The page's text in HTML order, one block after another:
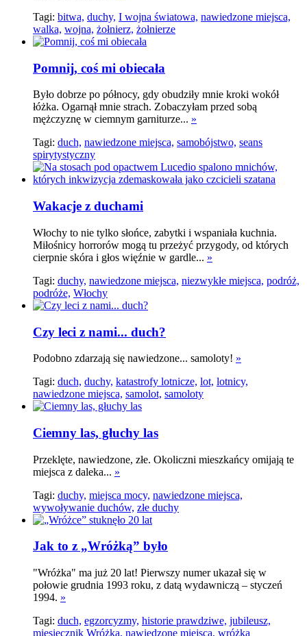
Tagi: bitwa, duchy, I wojna światowa, nawiedzone miejsca,
walka, wojna, żołnierz, żołnierze
Pomnij, coś mi obiecała
Było dobrze po północy, gdy obudziły mnie kroki wokół
łóżka. Ogarnął mnie strach. Zobaczyłam przed sobą
mężczyznę w ciemnym garniturze... »
Tagi: duch, nawiedzone miejsca, samobójstwo, seans
spirytystyczny
Wakacje z duchami
Włochy to nie tylko słońce, zabytki i wspaniała kuchnia.
Miłośnicy horrorów mogą tu przeżyć przygody, od których
cierpnie skóra i głos więźnie w gardle... »
Tagi: duchy, nawiedzone miejsca, niezwykłe miejsca, podróż,
podróże, Włochy
Czy leci z nami... duch?
Podobno zdarzają się nawiedzone... samoloty! »
Tagi: duch, duchy, katastrofy lotnicze, lot, lotnicy,
nawiedzone miejsca, samolot, samoloty
Ciemny las, głuchy las
Przeklęte, nawiedzone, złe. Okoliczni mieszkańcy omijają te
miejsca z daleka... »
Tagi: duchy, miejsca mocy, nawiedzone miejsca,
wywoływanie duchów, złe duchy
Jak to z „Wróżką” było
"Wróżka" ma już 20 lat! Pierwszy numer ukazał się w
połowie grudnia 1993 roku, z datą wydawniczą – styczeń
1994. »
Tagi: duch, egzorcyzmy, historie prawdziwe, jubileusz,
miesięcznik Wróżka, nawiedzone miejsca, wróżka